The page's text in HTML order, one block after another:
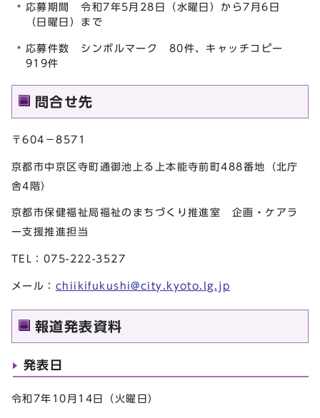
応募期間 令和7年5月28日（水曜日）から7月6日
（日曜日）まで
応募件数 シンボルマーク 80件、キャッチコピー
919件
問合せ先
〒604－8571
京都市中京区寺町通御池上る上本能寺前町488番地（北庁
舎4階）
京都市保健福祉局福祉のまちづくり推進室 企画・ケアラ
ー支援推進担当
TEL：075-222-3527
メール： chiikifukushi@city.kyoto.lg.jp
報道発表資料
発表日
令和7年10月14日（火曜日）